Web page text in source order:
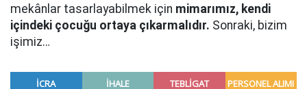
mekânlar tasarlayabilmek için mimarımız, kendi
içindeki çocuğu ortaya çıkarmalıdır. Sonraki, bizim
işimiz…